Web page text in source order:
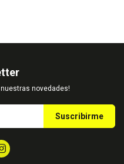
novedades!
Suscribirme